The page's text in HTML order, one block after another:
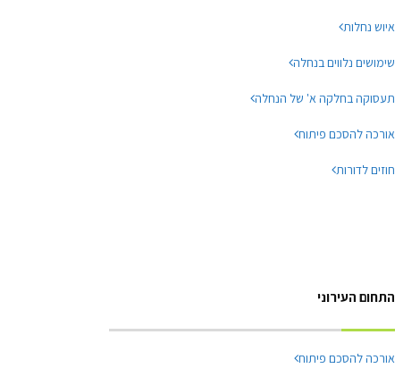
איוש נחלות
שימושים נלווים בנחלה
תעסוקה בחלקה א' של הנחלה
אורכה להסכם פיתוח
חוזים לדורות
התחום העירוני
אורכה להסכם פיתוח